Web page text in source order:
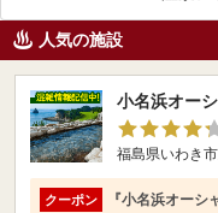
人気の施設
小名浜オー
福島県いわき
クーポン 『小名浜オー